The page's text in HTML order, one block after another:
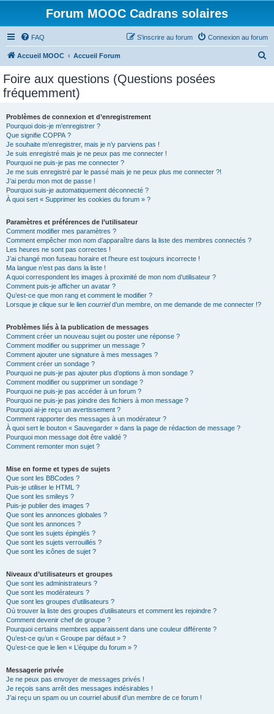
Forum MOOC Cadrans solaires
FAQ Connexion au forum
S’inscrire au forum
Accueil MOOC Accueil Forum
Foire aux questions (Questions posées
fréquemment)
Problèmes de connexion et d’enregistrement
Pourquoi dois-je m’enregistrer ?
Que signifie COPPA ?
Je souhaite m’enregistrer, mais je n’y parviens pas !
Je suis enregistré mais je ne peux pas me connecter !
Pourquoi ne puis-je pas me connecter ?
Je me suis enregistré par le passé mais je ne peux plus me connecter ?!
J’ai perdu mon mot de passe !
Pourquoi suis-je automatiquement déconnecté ?
À quoi sert « Supprimer les cookies du forum » ?
Paramètres et préférences de l’utilisateur
Comment modifier mes paramètres ?
Comment empêcher mon nom d’apparaître dans la liste des membres connectés ?
Les heures ne sont pas correctes !
J’ai changé mon fuseau horaire et l’heure est toujours incorrecte !
Ma langue n’est pas dans la liste !
A quoi correspondent les images à proximité de mon nom d’utilisateur ?
Comment puis-je afficher un avatar ?
Qu’est-ce que mon rang et comment le modifier ?
Lorsque je clique sur le lien courrield’un membre, on me demande de me connecter !?
Problèmes liés à la publication de messages
Comment créer un nouveau sujet ou poster une réponse ?
Comment modifier ou supprimer un message ?
Comment ajouter une signature à mes messages ?
Comment créer un sondage ?
Pourquoi ne puis-je pas ajouter plus d’options à mon sondage ?
Comment modifier ou supprimer un sondage ?
Pourquoi ne puis-je pas accéder à un forum ?
Pourquoi ne puis-je pas joindre des fichiers à mon message ?
Pourquoi ai-je reçu un avertissement ?
Comment rapporter des messages à un modérateur ?
À quoi sert le bouton « Sauvegarder » dans la page de rédaction de message ?
Pourquoi mon message doit être validé ?
Comment remonter mon sujet ?
Mise en forme et types de sujets
Que sont les BBCodes ?
Puis-je utiliser le HTML ?
Que sont les smileys ?
Puis-je publier des images ?
Que sont les annonces globales ?
Que sont les annonces ?
Que sont les sujets épinglés ?
Que sont les sujets verrouillés ?
Que sont les icônes de sujet ?
Niveaux d’utilisateurs et groupes
Que sont les administrateurs ?
Que sont les modérateurs ?
Que sont les groupes d’utilisateurs ?
Où trouver la liste des groupes d’utilisateurs et comment les rejoindre ?
Comment devenir chef de groupe ?
Pourquoi certains membres apparaissent dans une couleur différente ?
Qu’est-ce qu’un « Groupe par défaut » ?
Qu’est-ce que le lien « L’équipe du forum » ?
Messagerie privée
Je ne peux pas envoyer de messages privés !
Je reçois sans arrêt des messages indésirables !
J’ai reçu un spam ou un courriel abusif d’un membre de ce forum !